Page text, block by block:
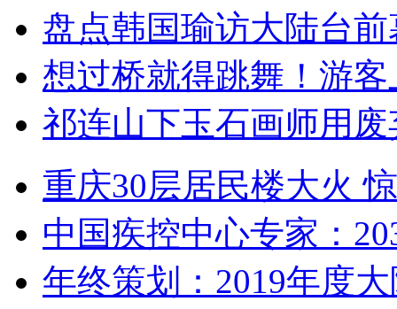
盘点韩国瑜访大陆台
想过桥就得跳舞！游客
祁连山下玉石画师用
重庆30层居民楼大火
中国疾控中心专家：
年终策划：2019年度